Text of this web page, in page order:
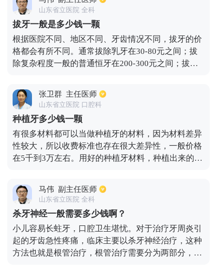
查的费用就更高了，大家可以根据自己的实际能力去
选择适合自己的套餐。
山东省立医院 全科
拔牙一般是多少钱一颗
根据医院不同、地区不同、牙齿情况不同，拔牙的价
格都会有所不同。通常拔除乳牙在30-80元之间；拔
除复杂程度一般的普通恒牙在200-300元之间；拔除
的，比如完全埋伏的阻生牙或多生牙的，价格在1000
元左右。
张卫群 主任医师
山东省立医院 口腔科
种植牙多少钱一颗
有很多材料都可以当做种植牙的材料，因为材料差异
性较大，所以收费标准也存在很大差异性，一般价格
在5千到3万左右。用好的种植牙材料，种植出来的效
来的效果得不到保障，安全度也会随之降低。选择种
植牙的材料应根据自己的经济情况做决定。
马伟 副主任医师
山东省立医院 全科
杀牙神经一般需要多少钱啊？
小儿容易长蛀牙，口腔卫生堪忧。对于治疗牙周炎引
起的牙齿急性疼痛，临床主要以杀牙神经治疗，这种
方法也就是根管治疗，根管治疗需要分为两部分，第